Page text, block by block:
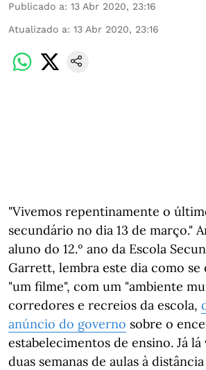
Publicado a: 13 Abr 2020, 23:16
Atualizado a: 13 Abr 2020, 23:16
"Vivemos repentinamente o
secundário no dia 13 de março."
aluno do 12.º ano da Escola
Garrett, lembra este dia como se
"um filme", com um "ambiente
corredores e recreios da escola,
anúncio do governo sobre o
estabelecimentos de ensino. Já
duas semanas de aulas à